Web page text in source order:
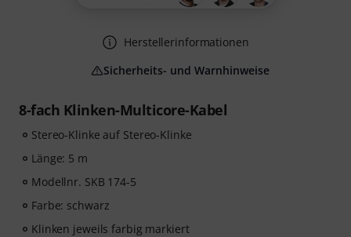
8-fach Klinken-Multicore-Kabel
Stereo-Klinke auf Stereo-Klinke
Länge: 5 m
Modellnr. SKB 174-5
Farbe: schwarz
Klinken jeweils farbig markiert
Herstellerinformationen
Sicherheits- und Warnhinweise